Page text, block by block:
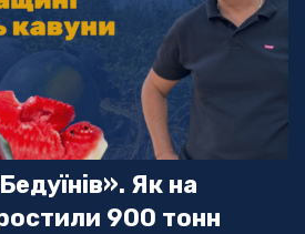
Як на
900 тонн